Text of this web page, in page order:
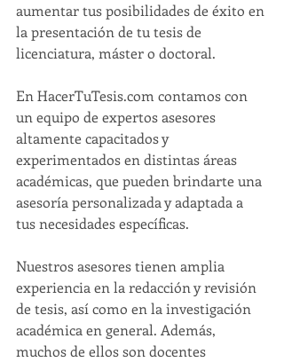
aumentar tus posibilidades de éxito en
la presentación de tu tesis de
licenciatura, máster o doctoral.
En HacerTuTesis.com contamos con
un equipo de expertos asesores
altamente capacitados y
experimentados en distintas áreas
académicas, que pueden brindarte una
asesoría personalizada y adaptada a
tus necesidades específicas.
Nuestros asesores tienen amplia
experiencia en la redacción y revisión
de tesis, así como en la investigación
académica en general. Además,
muchos de ellos son docentes